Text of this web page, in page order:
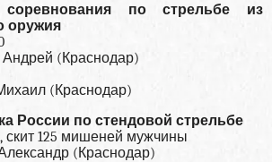
соревнования по стрельбе из
оружия
Андрей (Краснодар)
(Краснодар)
России по стендовой стрельбе
скит 125 мишеней мужчины
(Краснодар)